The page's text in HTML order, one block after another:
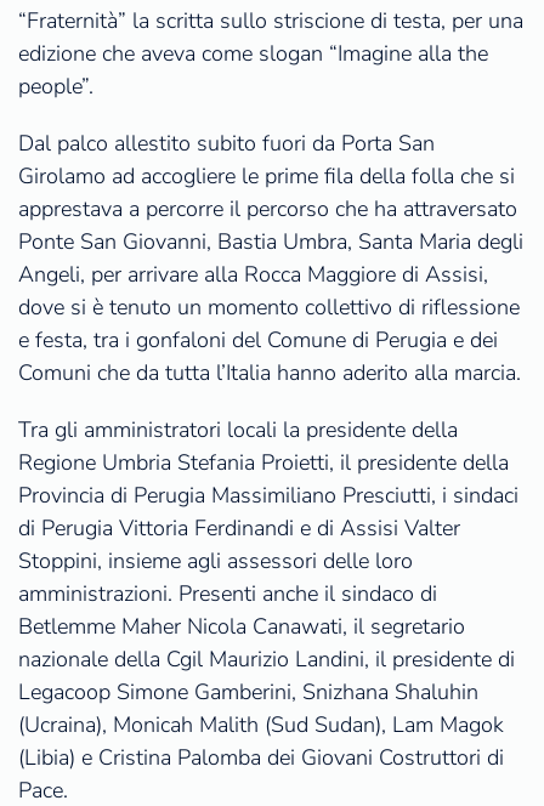
“Fraternità” la scritta sullo striscione di testa, per una
edizione che aveva come slogan “Imagine alla the
people”.
Dal palco allestito subito fuori da Porta San
Girolamo ad accogliere le prime fila della folla che si
apprestava a percorre il percorso che ha attraversato
Ponte San Giovanni, Bastia Umbra, Santa Maria degli
Angeli, per arrivare alla Rocca Maggiore di Assisi,
dove si è tenuto un momento collettivo di riflessione
e festa, tra i gonfaloni del Comune di Perugia e dei
Comuni che da tutta l’Italia hanno aderito alla marcia.
Tra gli amministratori locali la presidente della
Regione Umbria Stefania Proietti, il presidente della
Provincia di Perugia Massimiliano Presciutti, i sindaci
di Perugia Vittoria Ferdinandi e di Assisi Valter
Stoppini, insieme agli assessori delle loro
amministrazioni. Presenti anche il sindaco di
Betlemme Maher Nicola Canawati, il segretario
nazionale della Cgil Maurizio Landini, il presidente di
Legacoop Simone Gamberini, Snizhana Shaluhin
(Ucraina), Monicah Malith (Sud Sudan), Lam Magok
(Libia) e Cristina Palomba dei Giovani Costruttori di
Pace.